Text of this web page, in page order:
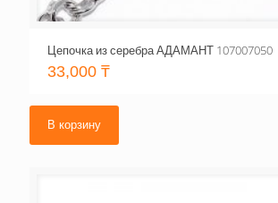
Цепочка из серебра АДАМАНТ 107007050
33,000 ₸
В корзину